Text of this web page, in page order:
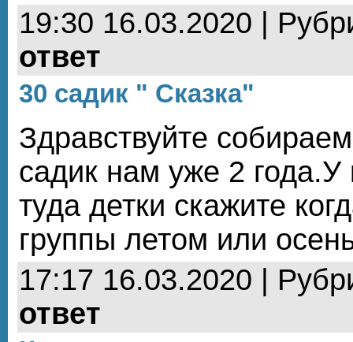
19:30 16.03.2020 |
ответ
30 садик " Сказка"
Здравствуйте
садик нам уже 2 года.У
туда детки скажите
группы летом или
17:17 16.03.2020 |
ответ